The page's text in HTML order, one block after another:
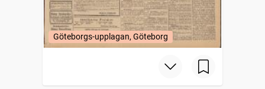
Göteborgs-upplagan, Göteborg